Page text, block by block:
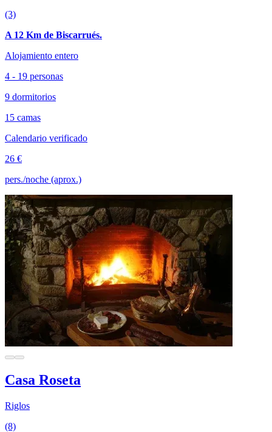
(3)
A 12 Km de Biscarrués.
Alojamiento entero
4 - 19 personas
9 dormitorios
15 camas
Calendario verificado
26 €
pers./noche (aprox.)
Casa Roseta
Riglos
(8)